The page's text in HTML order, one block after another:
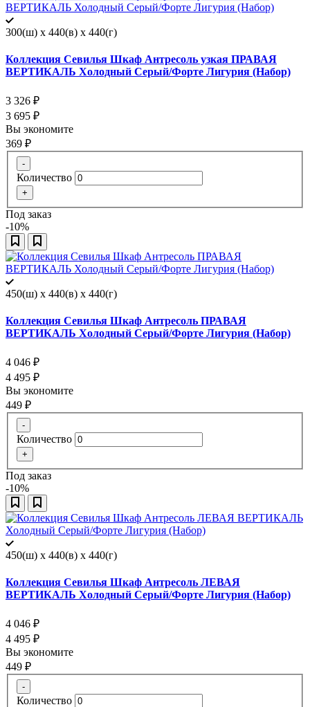
300(ш) x 440(в) x 440(г)
Коллекция Севилья Шкаф Антресоль узкая ПРАВАЯ
ВЕРТИКАЛЬ Холодный Серый/Форте Лигурия (Набор)
3 326 ₽
3 695 ₽
Вы экономите
369 ₽
-
Количество
+
Под заказ
-10%
450(ш) x 440(в) x 440(г)
Коллекция Севилья Шкаф Антресоль ПРАВАЯ
ВЕРТИКАЛЬ Холодный Серый/Форте Лигурия (Набор)
4 046 ₽
4 495 ₽
Вы экономите
449 ₽
-
Количество
+
Под заказ
-10%
450(ш) x 440(в) x 440(г)
Коллекция Севилья Шкаф Антресоль ЛЕВАЯ
ВЕРТИКАЛЬ Холодный Серый/Форте Лигурия (Набор)
4 046 ₽
4 495 ₽
Вы экономите
449 ₽
-
Количество